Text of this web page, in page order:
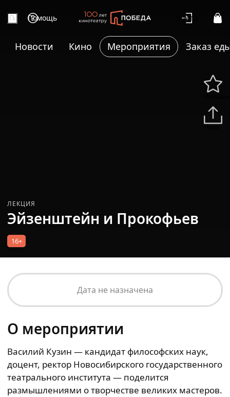
Помощь Войти
Новости Кино Мероприятия Заказ
ЛЕКЦИЯ
Эйзенштейн и Прокофьев
16+
Дата не назначена
О мероприятии
Василий Кузин — кандидат философских наук,
доцент, ректор Новосибирского государственного
театрального института — поделится
размышлениями о творчестве великих мастеров.